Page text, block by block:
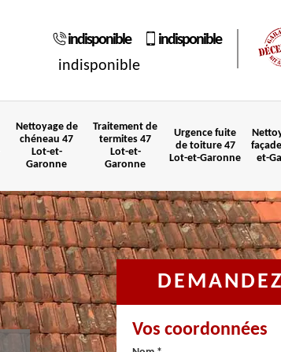
indisponible
indisponible
indisponible
Nettoyage de
chéneau 47
Lot-et-
Garonne
Traitement de
termites 47
Lot-et-
Garonne
Urgence fuite
de toiture 47
Lot-et-Garonne
et-
Vos coordonnées